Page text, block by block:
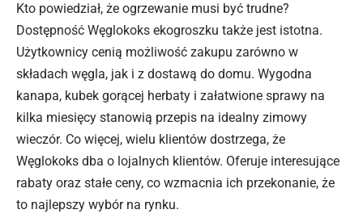
Kto powiedział, że ogrzewanie musi być trudne?
Dostępność Węglokoks ekogroszku także jest istotna.
Użytkownicy cenią możliwość zakupu zarówno w
składach węgla, jak i z dostawą do domu. Wygodna
kanapa, kubek gorącej herbaty i załatwione sprawy na
kilka miesięcy stanowią przepis na idealny zimowy
wieczór. Co więcej, wielu klientów dostrzega, że
Węglokoks dba o lojalnych klientów. Oferuje interesujące
rabaty oraz stałe ceny, co wzmacnia ich przekonanie, że
to najlepszy wybór na rynku.